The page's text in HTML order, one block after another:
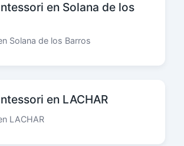
en Solana de los
Solana de los Barros
en LACHAR
LACHAR